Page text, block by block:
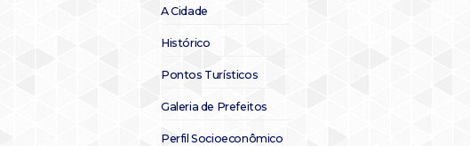
A Cidade
Histórico
Pontos Turísticos
Galeria de Prefeitos
Perfil Socioeconômico